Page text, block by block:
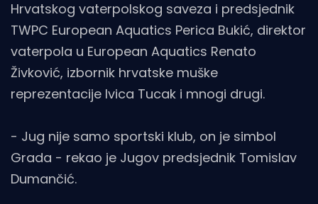
Hrvatskog vaterpolskog saveza i predsjednik
TWPC European Aquatics Perica Bukić, direktor
vaterpola u European Aquatics Renato
Živković, izbornik hrvatske muške
reprezentacije Ivica Tucak i mnogi drugi.
- Jug nije samo sportski klub, on je simbol
Grada - rekao je Jugov predsjednik Tomislav
Dumančić.